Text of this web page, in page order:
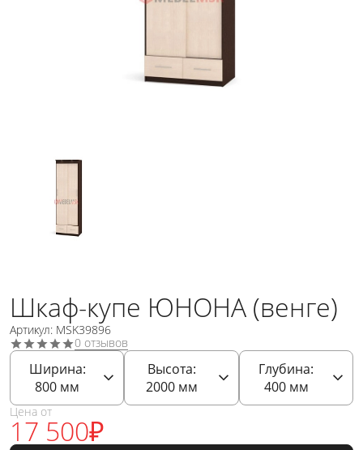
Шкаф-купе ЮНОНА (венге)
Артикул: MSK39896
0 отзывов
Ширина:
800 мм
Высота:
2000мм
Глубина:
400мм
Цена от
17 500₽